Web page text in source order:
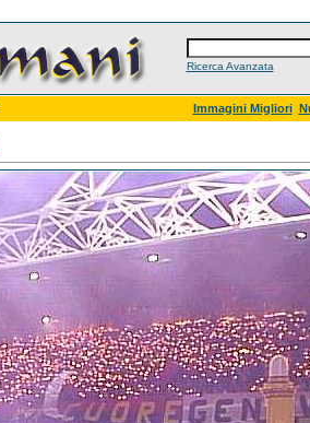
Ricerca Avanzata
Immagini Migliori